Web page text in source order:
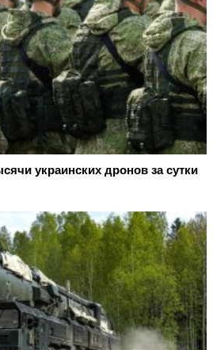
украинских дронов за сутки